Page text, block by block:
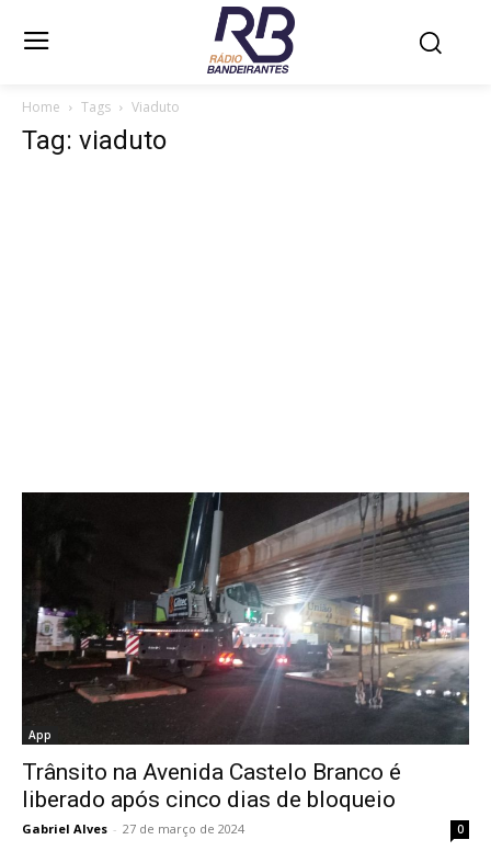
Home Tags Viaduto
Tag: viaduto
App
Trânsito na Avenida Castelo Branco é
liberado após cinco dias de bloqueio
Gabriel Alves - 27 de março de 2024 0